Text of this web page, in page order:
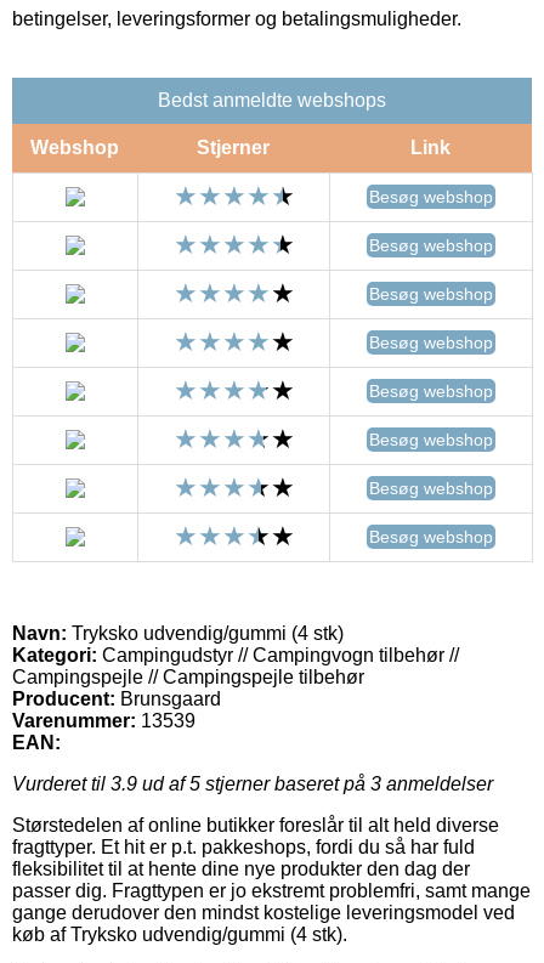
betingelser, leveringsformer og betalingsmuligheder.
Bedst anmeldte webshops
Webshop Stjerner Link
Besøg webshop
Besøg webshop
Besøg webshop
Besøg webshop
Besøg webshop
Besøg webshop
Besøg webshop
Besøg webshop
Navn: Tryksko udvendig/gummi (4 stk)
Kategori: Campingudstyr // Campingvogn tilbehør //
Campingspejle // Campingspejle tilbehør
Producent: Brunsgaard
Varenummer: 13539
EAN:
Vurderet til 3.9 ud af 5 stjerner baseret på 3 anmeldelser
Størstedelen af online butikker foreslår til alt held diverse
fragttyper. Et hit er p.t. pakkeshops, fordi du så har fuld
fleksibilitet til at hente dine nye produkter den dag der
passer dig. Fragttypen er jo ekstremt problemfri, samt mange
gange derudover den mindst kostelige leveringsmodel ved
køb af Tryksko udvendig/gummi (4 stk).